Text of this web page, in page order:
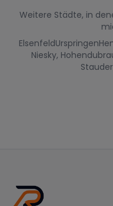
Weitere Städte, in
ElsenfeldUrspringen
Niesky,